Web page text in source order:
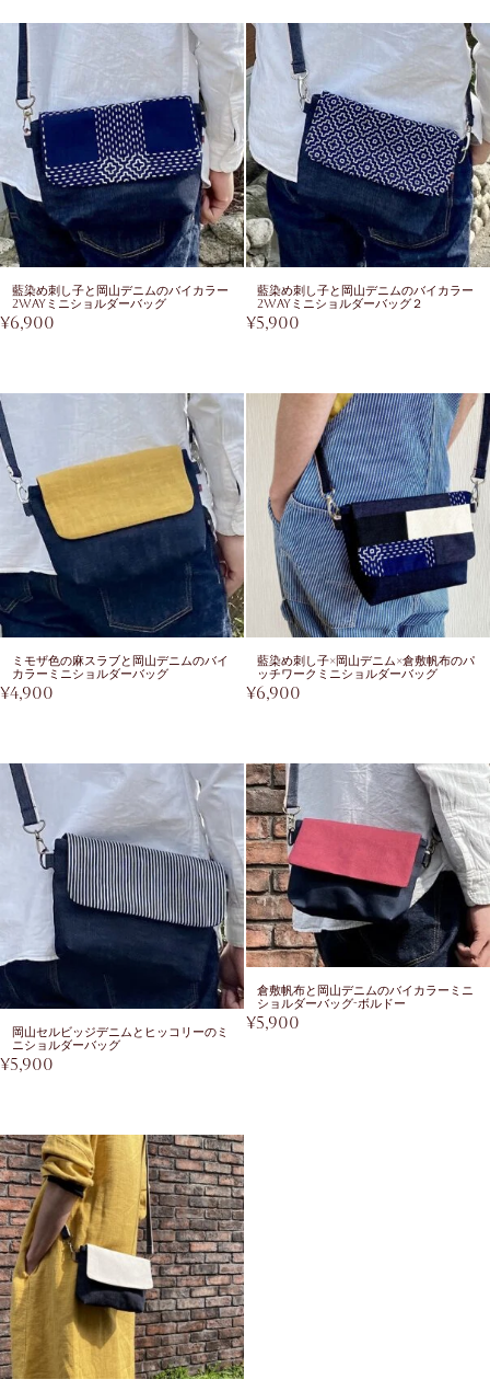
藍染め刺し子と岡山デニムのバイカラー
2wayミニショルダーバッグ
¥6,900
藍染め刺し子と岡山デニムのバイカラー
2wayミニショルダーバッグ２
¥5,900
ミモザ色の麻スラブと岡山デニムのバイ
カラーミニショルダーバッグ
¥4,900
藍染め刺し子×岡山デニム×倉敷帆布のパ
ッチワークミニショルダーバッグ
¥6,900
岡山セルビッジデニムとヒッコリーのミ
ニショルダーバッグ
¥5,900
倉敷帆布と岡山デニムのバイカラーミニ
ショルダーバッグ-ボルドー
¥5,900